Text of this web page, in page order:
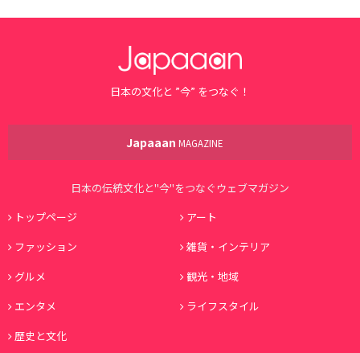
日本の文化と ”今” をつなぐ！
Japaaan MAGAZINE
日本の伝統文化と"今"をつなぐウェブマガジン
トップページ
アート
ファッション
雑貨・インテリア
グルメ
観光・地域
エンタメ
ライフスタイル
歴史と文化